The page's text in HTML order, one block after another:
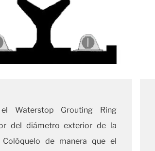
Waterstop Grouting Ring
del diámetro exterior de la
Colóquelo de manera que el